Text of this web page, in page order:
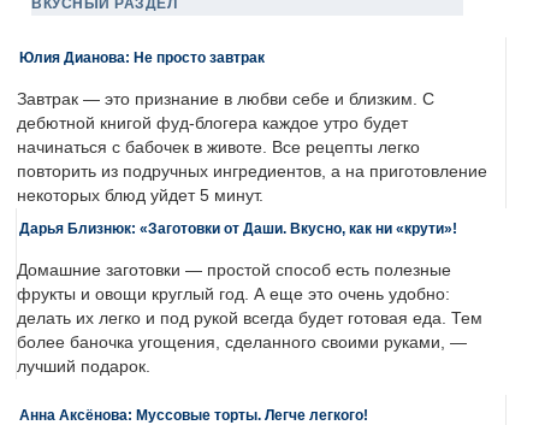
ВКУСНЫЙ РАЗДЕЛ
Юлия Дианова: Не просто завтрак
Завтрак — это признание в любви себе и близким. С
дебютной книгой фуд-блогера каждое утро будет
начинаться с бабочек в животе. Все рецепты легко
повторить из подручных ингредиентов, а на приготовление
некоторых блюд уйдет 5 минут.
Дарья Близнюк: «Заготовки от Даши. Вкусно, как ни «крути»!
Домашние заготовки — простой способ есть полезные
фрукты и овощи круглый год. А еще это очень удобно:
делать их легко и под рукой всегда будет готовая еда. Тем
более баночка угощения, сделанного своими руками, —
лучший подарок.
Анна Аксёнова: Муссовые торты. Легче легкого!